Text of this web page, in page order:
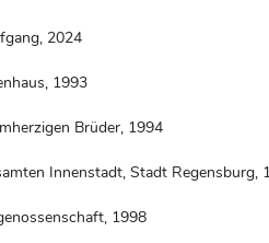
2024
1993
Brüder, 1994
Innenstadt, Stadt Regensburg,
1998